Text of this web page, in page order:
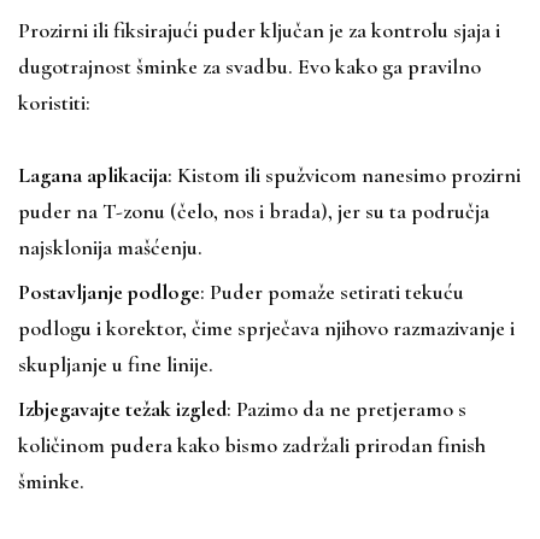
Prozirni ili fiksirajući puder ključan je za kontrolu sjaja i
dugotrajnost šminke za svadbu. Evo kako ga pravilno
koristiti:
Lagana aplikacija: Kistom ili spužvicom nanesimo prozirni
puder na T-zonu (čelo, nos i brada), jer su ta područja
najsklonija mašćenju.
Postavljanje podloge: Puder pomaže setirati tekuću
podlogu i korektor, čime sprječava njihovo razmazivanje i
skupljanje u fine linije.
Izbjegavajte težak izgled: Pazimo da ne pretjeramo s
količinom pudera kako bismo zadržali prirodan finish
šminke.